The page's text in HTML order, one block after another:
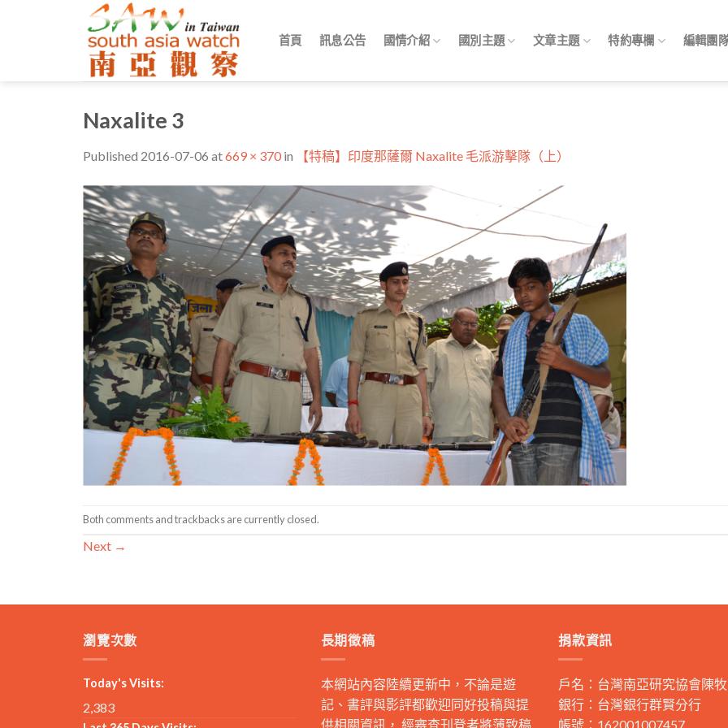
首頁 訊息公告 國情介紹 國別主題 文章主題 特約專欄 編輯團
Naxalite 3
Published 2016-07-06 at669 × 370 in 【特稿】印度那薩爾 Naxalite 毛派游擊隊（上）
Both comments and trackbacks are currently closed.
Next →
瀏覽次數
Today's Visits:
2,383
長期徵稿
本網站內容陸續更新中，不論是遊
記、書評與影評都歡迎同好投稿與提
供相關資訊， 經審查刊登者將薄致稿
捐款資訊
戶名：台灣南亞研究協會陳
銀行：台灣銀行群賢分行
帳號：162001007457